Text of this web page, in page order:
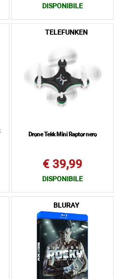
DISPONIBILE
TELEFUNKEN
Drone Tekk Mini Raptor nero
€ 39,99
DISPONIBILE
BLURAY